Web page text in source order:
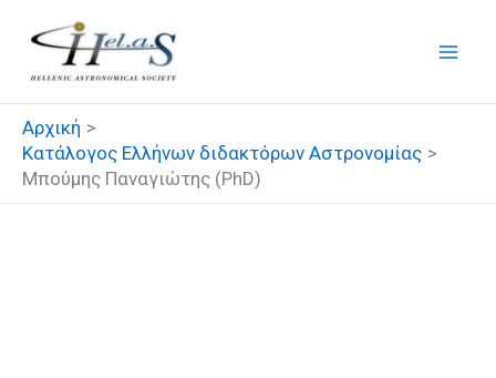
στο
περιεχόμενο
Αρχική
Κατάλογος Ελλήνων διδακτόρων Αστρονομίας
Μπούμης Παναγιώτης (PhD)